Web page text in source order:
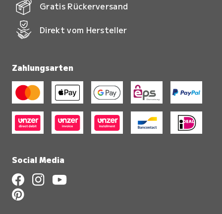
Gratis Rückerversand
Direkt vom Hersteller
Zahlungsarten
Social Media